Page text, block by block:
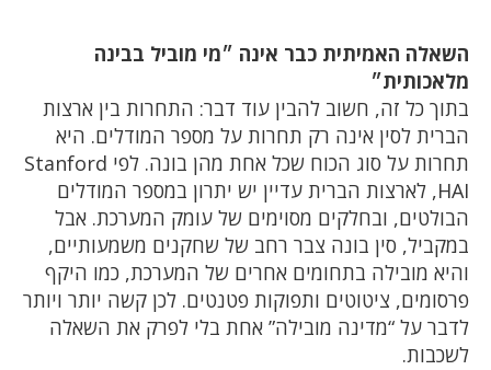
השאלה האמיתית כבר אינה ״מי מוביל בבינה
מלאכותית״
בתוך כל זה, חשוב להבין עוד דבר: התחרות בין ארצות
הברית לסין אינה רק תחרות על מספר המודלים. היא
תחרות על סוג הכוח שכל אחת מהן בונה. לפי Stanford
HAI, לארצות הברית עדיין יש יתרון במספר המודלים
הבולטים, ובחלקים מסוימים של עומק המערכת. אבל
במקביל, סין בונה צבר רחב של שחקנים משמעותיים,
והיא מובילה בתחומים אחרים של המערכת, כמו היקף
פרסומים, ציטוטים ותפוקות פטנטים. לכן קשה יותר ויותר
לדבר על “מדינה מובילה” אחת בלי לפרק את השאלה
לשכבות.